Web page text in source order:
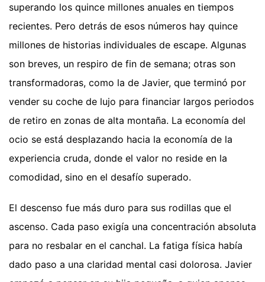
superando los quince millones anuales en tiempos
recientes. Pero detrás de esos números hay quince
millones de historias individuales de escape. Algunas
son breves, un respiro de fin de semana; otras son
transformadoras, como la de Javier, que terminó por
vender su coche de lujo para financiar largos periodos
de retiro en zonas de alta montaña. La economía del
ocio se está desplazando hacia la economía de la
experiencia cruda, donde el valor no reside en la
comodidad, sino en el desafío superado.
El descenso fue más duro para sus rodillas que el
ascenso. Cada paso exigía una concentración absoluta
para no resbalar en el canchal. La fatiga física había
dado paso a una claridad mental casi dolorosa. Javier